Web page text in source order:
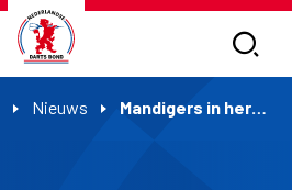
Nieuws Mandigers in herenselectie